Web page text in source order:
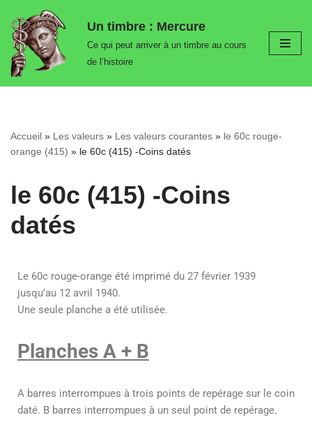
Aller
au
contenu
Un timbre : Mercure
Ce qui peut arriver à un timbre au cours
de l’histoire
Accueil » Les valeurs » Les valeurs courantes » le 60c rouge-
orange (415) » le 60c (415) -Coins datés
le 60c (415) -Coins
datés
Le 60c rouge-orange été imprimé du 27 février 1939
jusqu’au 12 avril 1940.
Une seule planche a été utilisée.
Planches A + B
A barres interrompues à trois points de repérage sur le coin
daté. B barres interrompues à un seul point de repérage.